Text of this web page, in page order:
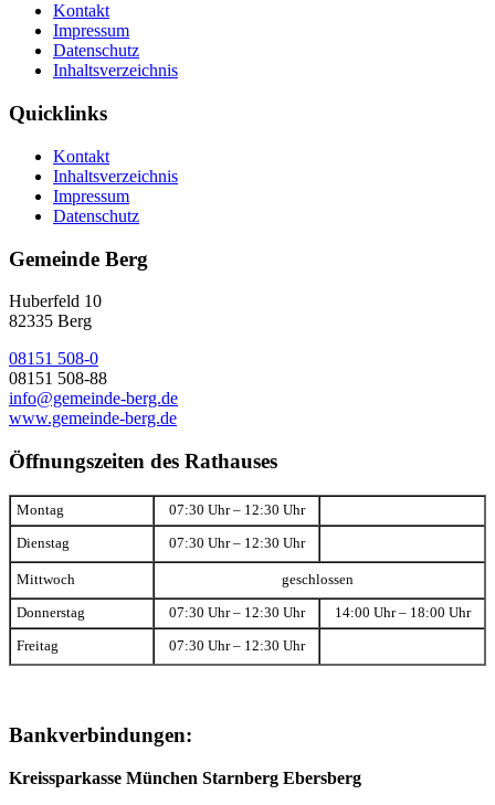
Kontakt
Impressum
Datenschutz
Inhaltsverzeichnis
Quicklinks
Kontakt
Inhaltsverzeichnis
Impressum
Datenschutz
Gemeinde Berg
Huberfeld 10
82335 Berg
08151 508-0
08151 508-88
info@gemeinde-berg.de
www.gemeinde-berg.de
Öffnungszeiten des Rathauses
Montag 07:30 Uhr – 12:30 Uhr
Dienstag 07:30 Uhr – 12:30 Uhr
Mittwoch geschlossen
Donnerstag 07:30 Uhr – 12:30 Uhr 14:00 Uhr – 18:00 Uhr
Freitag 07:30 Uhr – 12:30 Uhr
Bankverbindungen:
Kreissparkasse München Starnberg Ebersberg